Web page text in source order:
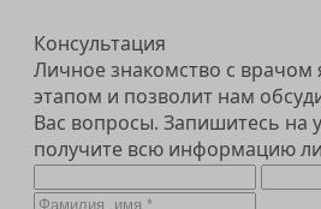
Консультация
Личное знакомство с врачом
этапом и позволит нам
Вас вопросы. Запишитесь на
получите всю информацию